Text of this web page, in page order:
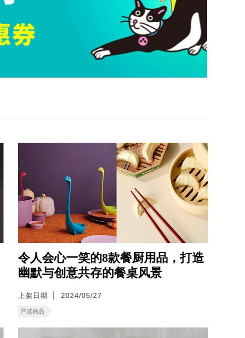
令人会心一笑的8款餐厨用品，打造
幽默与创意共存的餐桌风景
上架日期 2024/05/27
严选商品